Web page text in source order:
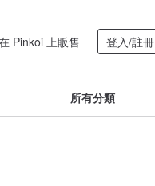
Pinkoi 上販售 登入/註冊
所有分類